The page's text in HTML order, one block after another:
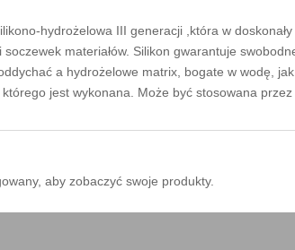
hydrożelowa III generacji ,która w
soczewek materiałów. Silikon gwarantuje
a hydrożelowe matrix, bogate w wodę,
którego jest wykonana. Może być stosowana
aby zobaczyć swoje produkty.